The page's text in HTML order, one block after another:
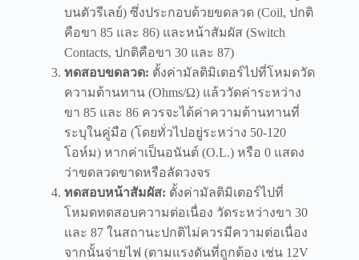
บนตัวรีเลย์) ซึ่งประกอบด้วยขดลวด (Coil, ปกติ
คือขา 85 และ 86) และหน้าสัมผัส (Switch
Contacts, ปกติคือขา 30 และ 87)
ทดสอบขดลวด: ตั้งค่ามัลติมิเตอร์ไปที่โหมดวัด
ความต้านทาน (Ohms/Ω) แล้ววัดค่าระหว่าง
ขา 85 และ 86 ควรจะได้ค่าความต้านทานที่
ระบุในคู่มือ (โดยทั่วไปอยู่ระหว่าง 50-120
โอห์ม) หากค่าเป็นอนันต์ (O.L.) หรือ 0 แสดง
ว่าขดลวดขาดหรือลัดวงจร
ทดสอบหน้าสัมผัส: ตั้งค่ามัลติมิเตอร์ไปที่
โหมดทดสอบความต่อเนื่อง วัดระหว่างขา 30
และ 87 ในสถานะปกติไม่ควรมีความต่อเนื่อง
จากนั้นจ่ายไฟ (ตามแรงดันที่ถูกต้อง เช่น 12V